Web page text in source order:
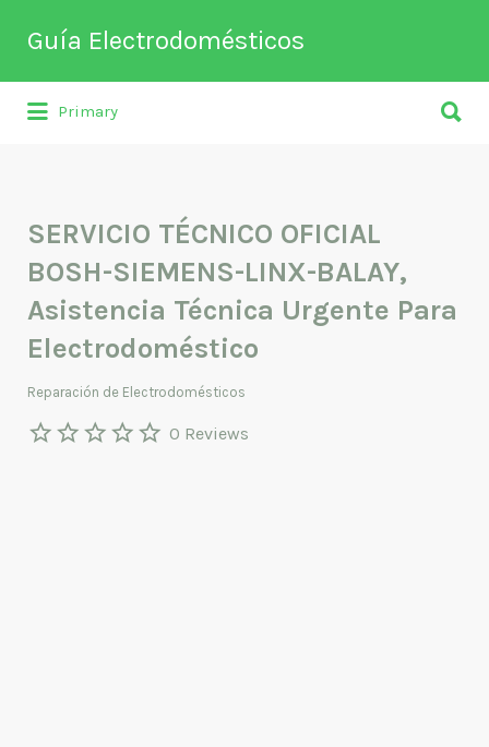
Guía Electrodomésticos
Directorio de empresas relacionadas
Buscar
por:
Primary
por:
SERVICIO TÉCNICO OFICIAL
BOSH-SIEMENS-LINX-BALAY,
Asistencia Técnica Urgente Para
Electrodoméstico
Reparación de Electrodomésticos
0 Reviews